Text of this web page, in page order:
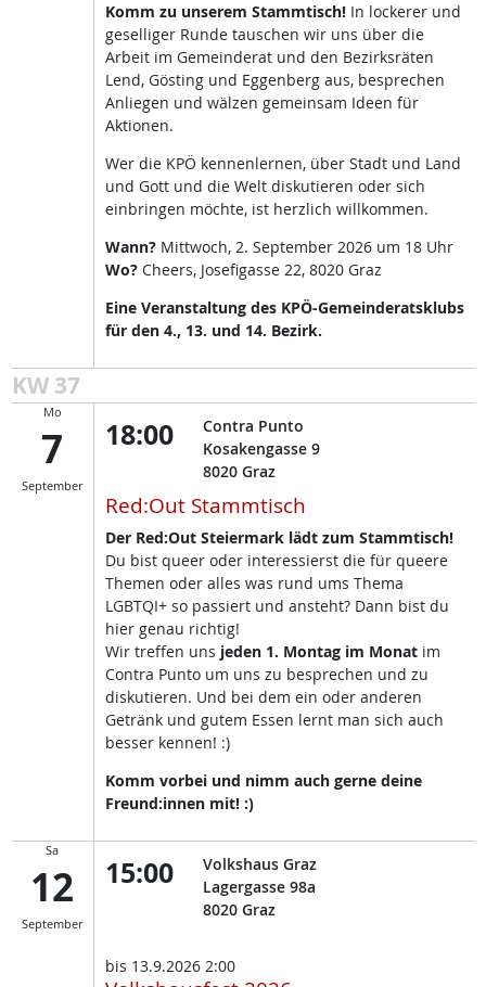
Komm zu unserem Stammtisch!In lockerer und
geselliger Runde tauschen wir uns über die
Arbeit im Gemeinderat und den Bezirksräten
Lend, Gösting und Eggenberg aus, besprechen
Anliegen und wälzen gemeinsam Ideen für
Aktionen.
Wer die KPÖ kennenlernen, über Stadt und Land
und Gott und die Welt diskutieren oder sich
einbringen möchte, ist herzlich willkommen.
Wann?Mittwoch, 2. September 2026 um 18 Uhr
Wo?Cheers, Josefigasse 22, 8020 Graz
Eine Veranstaltung des KPÖ-Gemeinderatsklubs
für den 4., 13. und 14. Bezirk.
KW 37
Mo
7
September
18:00
Contra Punto
Kosakengasse 9
8020 Graz
Red:Out Stammtisch
Der Red:Out Steiermark lädt zum Stammtisch!
Du bist queer oder interessierst die für queere
Themen oder alles was rund ums Thema
LGBTQI+ so passiert und ansteht? Dann bist du
hier genau richtig!
Wir treffen uns jeden 1. Montag im Monat im
Contra Punto um uns zu besprechen und zu
diskutieren. Und bei dem ein oder anderen
Getränk und gutem Essen lernt man sich auch
besser kennen! :)
Komm vorbei und nimm auch gerne deine
Freund:innen mit! :)
Sa
12
September
15:00
Volkshaus Graz
Lagergasse 98a
8020 Graz
bis 13.9.2026 2:00